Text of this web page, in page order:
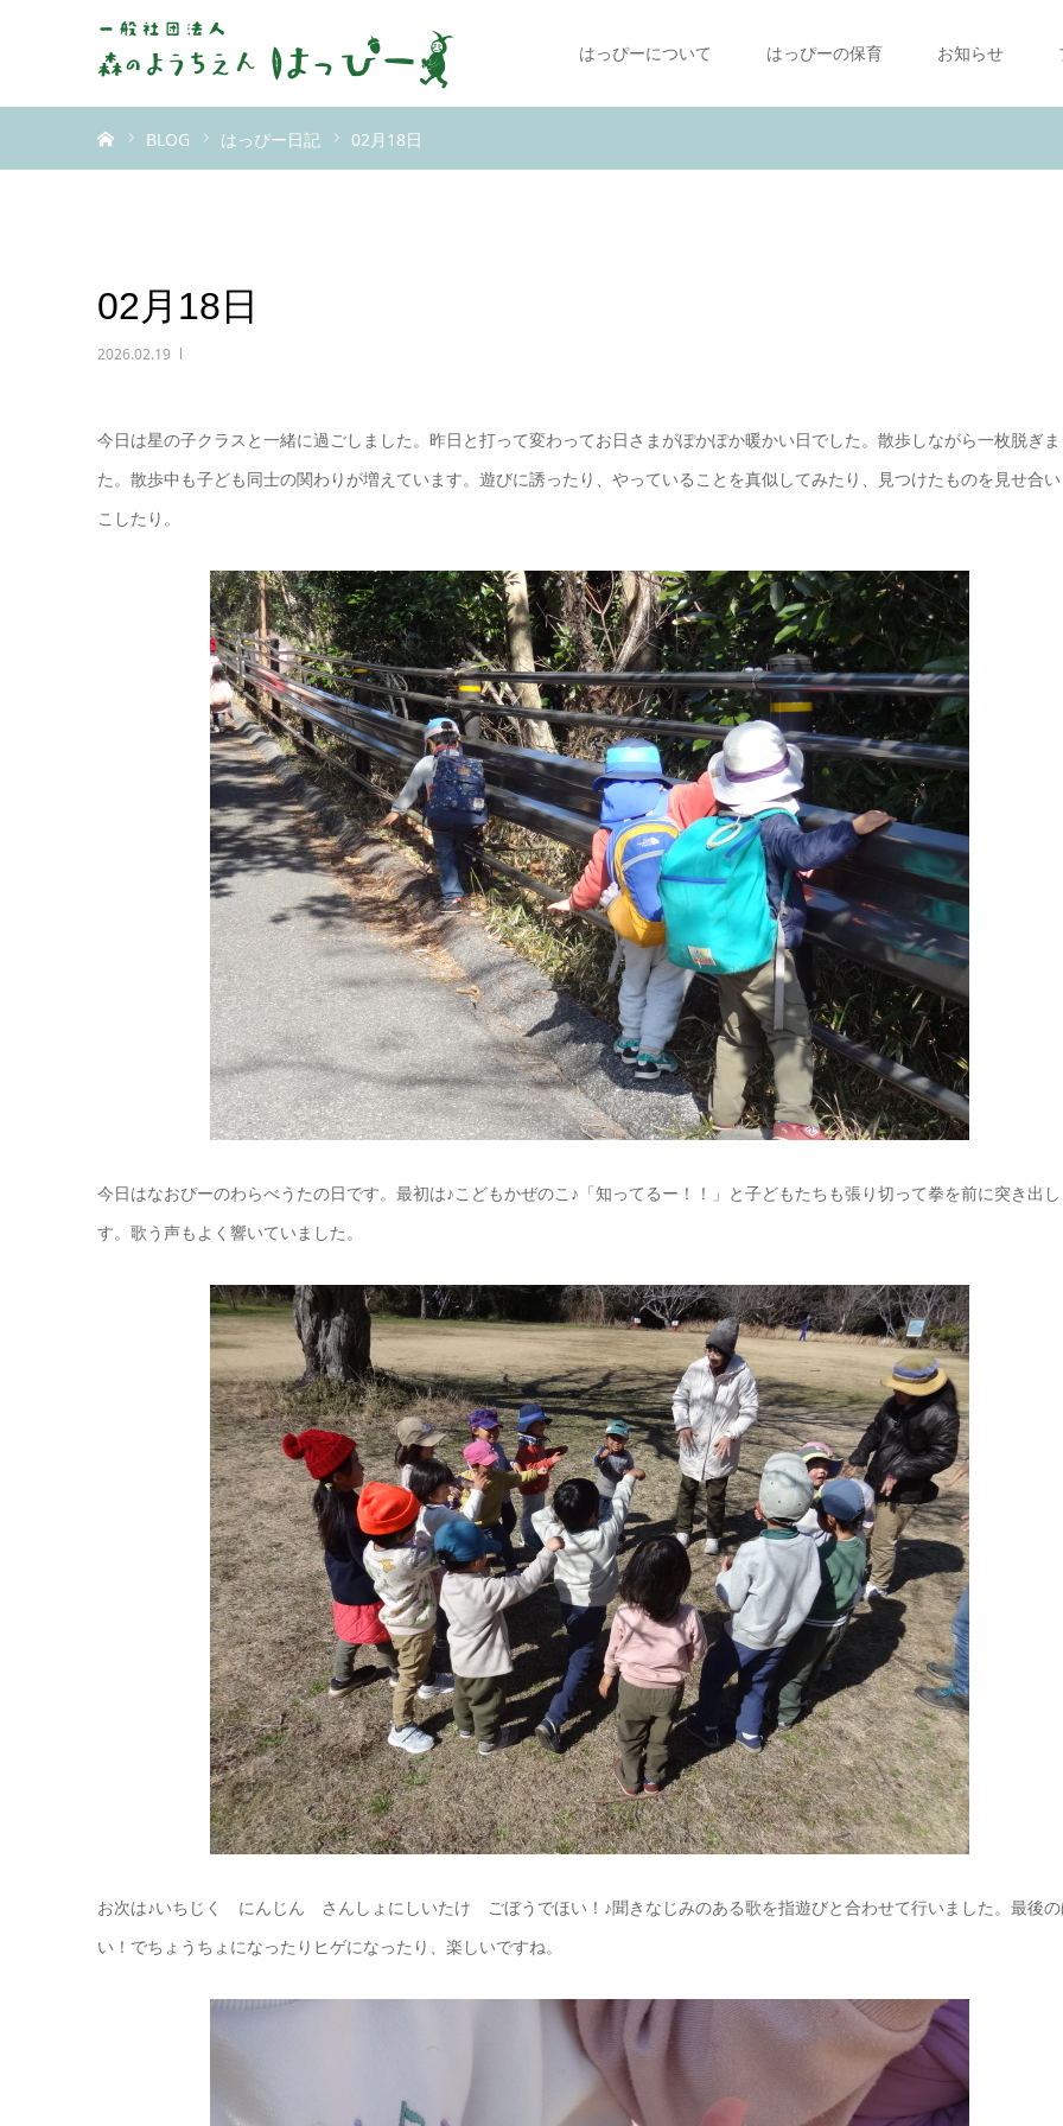
はっぴーについて はっぴーの保育 お知らせ
BLOG はっぴー日記 02月18日
02月18日
2026.02.19
今日は星の子クラスと一緒に過ごしました。昨日と打って変わってお日さまがぽかぽか暖かい日でした。散歩しながら一枚脱ぎ
た。散歩中も子ども同士の関わりが増えています。遊びに誘ったり、やっていることを真似してみたり、見つけたものを見せ合
こしたり。
今日はなおぴーのわらべうたの日です。最初は♪こどもかぜのこ♪「知ってるー！！」と子どもたちも張り切って拳を前に突き出
す。歌う声もよく響いていました。
お次は♪いちじく にんじん さんしょにしいたけ ごぼうでほい！♪聞きなじみのある歌を指遊びと合わせて行いました。最後
い！でちょうちょになったりヒゲになったり、楽しいですね。